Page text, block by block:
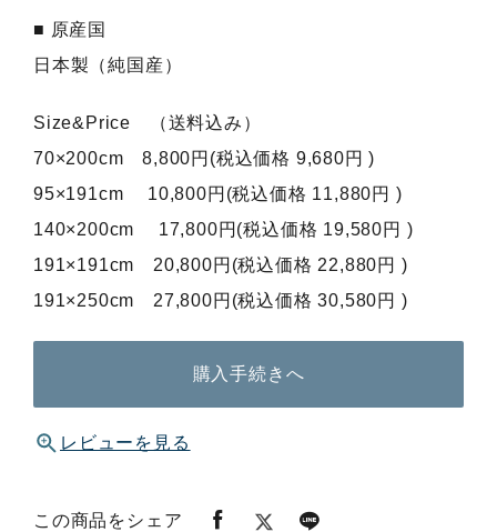
■ 原産国
日本製（純国産）
Size&Price （送料込み）
70×200cm 8,800円(税込価格 9,680円 )
95×191cm 10,800円(税込価格 11,880円 )
140×200cm 17,800円(税込価格 19,580円 )
191×191cm 20,800円(税込価格 22,880円 )
191×250cm 27,800円(税込価格 30,580円 )
購入手続きへ
レビューを見る
この商品をシェア